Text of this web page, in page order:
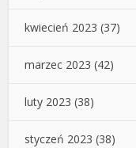
kwiecień 2023 (37)
marzec 2023 (42)
luty 2023 (38)
styczeń 2023 (38)